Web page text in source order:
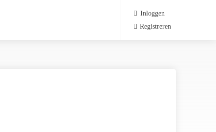
Inloggen
Registreren